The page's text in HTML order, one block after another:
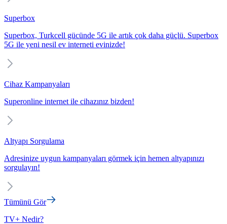
Superbox
Superbox, Turkcell gücünde 5G ile artık çok daha güçlü. Superbox
5G ile yeni nesil ev interneti evinizde!
Cihaz Kampanyaları
Superonline internet ile cihazınız bizden!
Altyapı Sorgulama
Adresinize uygun kampanyaları görmek için hemen altyapınızı
sorgulayın!
Tümünü Gör
TV+ Nedir?